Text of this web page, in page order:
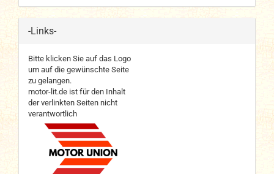
-Links-
Bitte klicken Sie auf das Logo
um auf die gewünschte Seite
zu gelangen.
motor-lit.de ist für den Inhalt
der verlinkten Seiten nicht
verantwortlich